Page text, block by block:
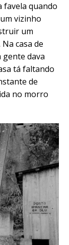
favela quando
vizinho
um
casa de
dava
tá faltando
de
no morro